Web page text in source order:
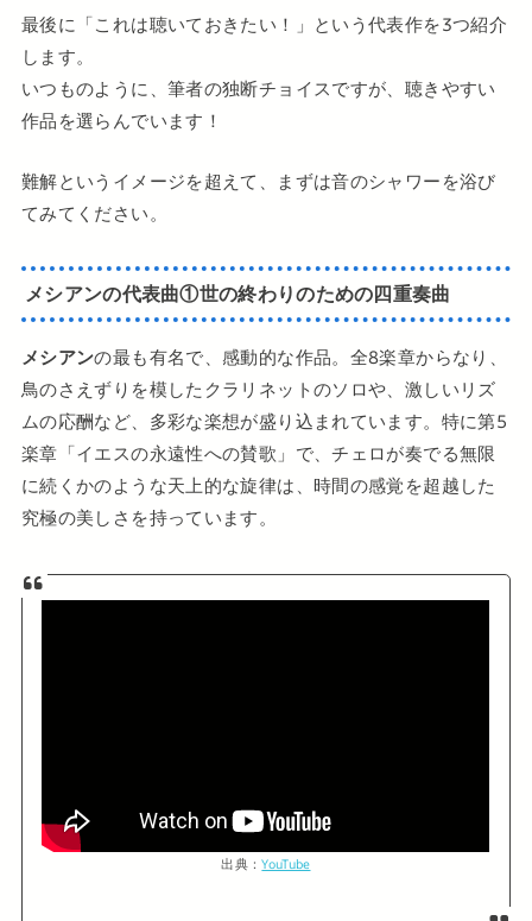
最後に「これは聴いておきたい！」という代表作を3つ紹介
します。
いつものように、筆者の独断チョイスですが、聴きやすい
作品を選らんでいます！
難解というイメージを超えて、まずは音のシャワーを浴び
てみてください。
メシアンの代表曲①世の終わりのための四重奏曲
メシアンの最も有名で、感動的な作品。全8楽章からなり、
鳥のさえずりを模したクラリネットのソロや、激しいリズ
ムの応酬など、多彩な楽想が盛り込まれています。特に第5
楽章「イエスの永遠性への賛歌」で、チェロが奏でる無限
に続くかのような天上的な旋律は、時間の感覚を超越した
究極の美しさを持っています。
出典：YouTube